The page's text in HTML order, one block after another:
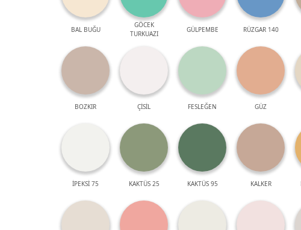
BAL BUĞU
GÖCEK
TURKUAZI
GÜLPEMBE RÜZGAR 140
BOZKIR ÇİSİL FESLEĞEN GÜZ
İPEKSİ 75 KAKTÜS 25 KAKTÜS 95 KALKER